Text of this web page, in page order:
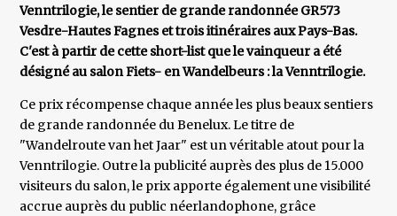
Venntrilogie, le sentier de grande randonnée GR573
Vesdre-Hautes Fagnes et trois itinéraires aux Pays-Bas.
C'est à partir de cette short-list que le vainqueur a été
désigné au salon Fiets- en Wandelbeurs : la Venntrilogie.
Ce prix récompense chaque année les plus beaux sentiers
de grande randonnée du Benelux. Le titre de
"Wandelroute van het Jaar" est un véritable atout pour la
Venntrilogie. Outre la publicité auprès des plus de 15.000
visiteurs du salon, le prix apporte également une visibilité
accrue auprès du public néerlandophone, grâce